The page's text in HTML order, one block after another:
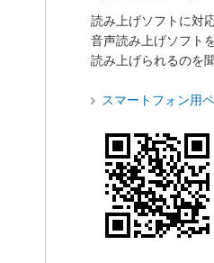
読み上げソフトに対
音声読み上げソフト
読み上げられるのを
スマートフォン用